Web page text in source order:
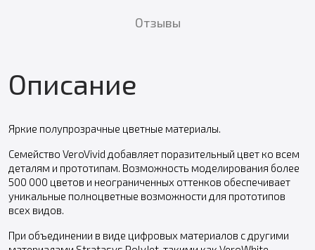
Отзывы
Описание
Яркие полупрозрачные цветные материалы.
Семейство VeroVivid добавляет поразительный цвет ко всем
деталям и прототипам. Возможность моделирования более
500 000 цветов и неограниченных оттенков обеспечивает
уникальные полноцветные возможности для прототипов
всех видов.
При объединении в виде цифровых материалов с другими